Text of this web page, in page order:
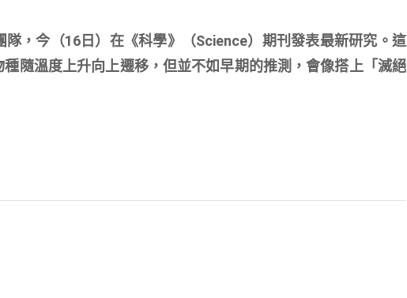
，今（16日）在《科學》（Science）期刊發表最新研究。這
隨溫度上升向上遷移，但並不如早期的推測，會像搭上「滅絕